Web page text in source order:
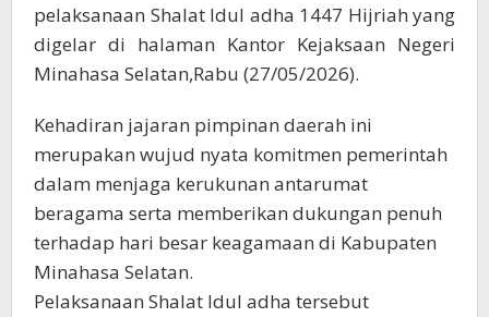
pelaksanaan Shalat Idul adha 1447 Hijriah yang
digelar di halaman Kantor Kejaksaan Negeri
Minahasa Selatan,Rabu (27/05/2026).
Kehadiran jajaran pimpinan daerah ini
merupakan wujud nyata komitmen pemerintah
dalam menjaga kerukunan antarumat
beragama serta memberikan dukungan penuh
terhadap hari besar keagamaan di Kabupaten
Minahasa Selatan.
Pelaksanaan Shalat Idul adha tersebut